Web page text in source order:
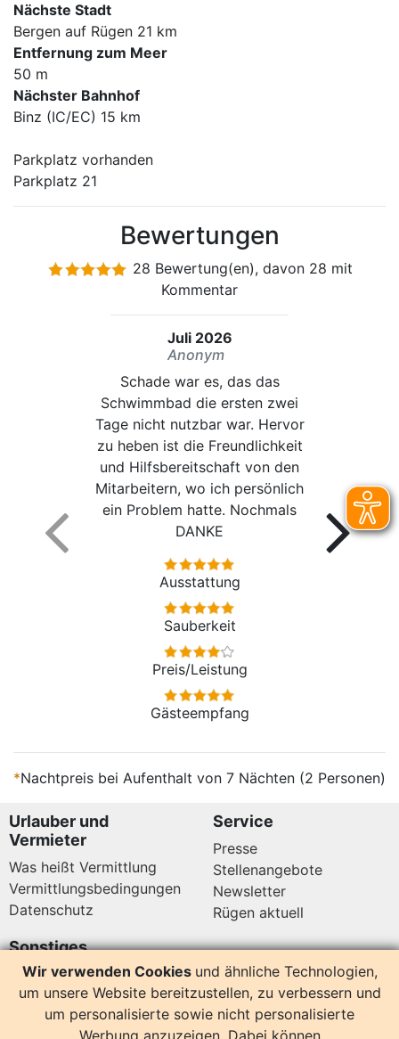
Nächste Stadt
Bergen auf Rügen 21 km
Entfernung zum Meer
50 m
Nächster Bahnhof
Binz (IC/EC) 15 km
Parkplatz vorhanden
Parkplatz 21
Bewertungen
28 Bewertung(en), davon 28 mit
Kommentar
Juli 2026
Anonym
Schade war es, das das
Schwimmbad die ersten zwei
Tage nicht nutzbar war. Hervor
zu heben ist die Freundlichkeit
und Hilfsbereitschaft von den
Mitarbeitern, wo ich persönlich
ein Problem hatte. Nochmals
DANKE
Ausstattung
Sauberkeit
Preis/Leistung
Gästeempfang
*Nachtpreis bei Aufenthalt von 7 Nächten (2 Personen)
Urlauber und
Vermieter
Was heißt Vermittlung
Vermittlungsbedingungen
Datenschutz
Service
Presse
Stellenangebote
Newsletter
Rügen aktuell
Sonstiges
Copyright
Impressum
Umgebung
Wir verwenden Cookies und ähnliche Technologien,
um unsere Website bereitzustellen, zu verbessern und
um personalisierte sowie nicht personalisierte
Werbung anzuzeigen. Dabei können